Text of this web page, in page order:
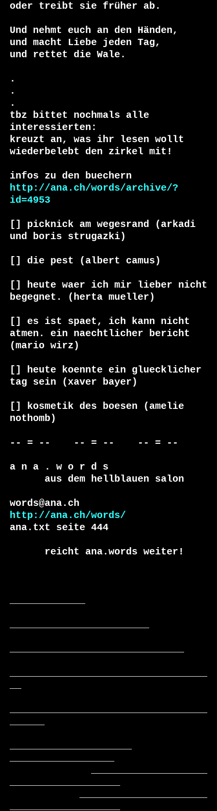
oder treibt sie früher ab.
Und nehmt euch an den Händen,
und macht Liebe jeden Tag,
und rettet die Wale.
.
.
.
tbz bittet nochmals alle
interessierten:
kreuzt an, was ihr lesen wollt
wiederbelebt den zirkel mit!
http://ana.ch/words/archive/?
id=4953
[] picknick am wegesrand (arkadi
und boris strugazki)
[] die pest (albert camus)
[] heute waer ich mir lieber nicht
begegnet. (herta mueller)
[] es ist spaet, ich kann nicht
atmen. ein naechtlicher bericht
(mario wirz)
[] heute koennte ein gluecklicher
tag sein (xaver bayer)
[] kosmetik des boesen (amelie
nothomb)
-- = --    -- = --    -- = --
a n a . w o r d s
http://ana.ch/words/
ana.txt seite 444